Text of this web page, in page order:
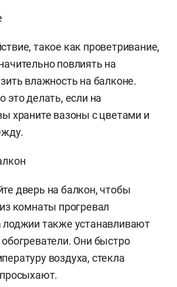
такое как проветривание,
повлиять на
влажность на балконе.
это делать, если на
храните вазоны с цветами и
дверь на балкон, чтобы
комнаты прогревал
также устанавливают
Они быстро
воздуха, стекла